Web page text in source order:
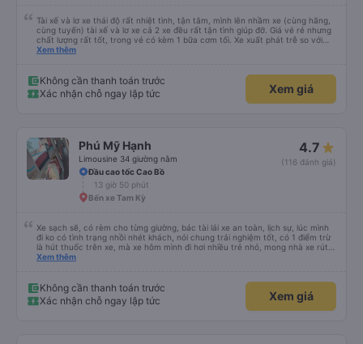
Tài xế và lơ xe thái độ rất nhiệt tình, tận tâm, mình lên nhầm xe (cùng hãng,
cùng tuyến) tài xế và lơ xe cả 2 xe đều rất tận tình giúp đỡ. Giá vé rẻ nhưng
chất lượng rất tốt, trong vé có kèm 1 bữa cơm tối. Xe xuất phát trễ so với
trên app 45p, nhưng do bão nên trời mưa rất to, có thể thông cảm được.
Xem thêm
Không cần thanh toán trước
Xác nhận chỗ ngay lập tức
Xem giá
Phú Mỹ Hạnh
Limousine 34 giường nằm
4.7
(116 đánh giá)
Đầu cao tốc Cao Bồ
13 giờ 50 phút
Bến xe Tam Kỳ
Xe sạch sẽ, có rèm cho từng giường, bác tài lái xe an toàn, lịch sự, lúc mình
đi ko có tình trạng nhồi nhét khách, nói chung trải nghiệm tốt, có 1 điểm trừ
là hút thuốc trên xe, mà xe hôm mình đi hơi nhiều trẻ nhỏ, mong nhà xe rút
kinh nghiệm khi đọc đc bình luận này
Xem thêm
Không cần thanh toán trước
Xác nhận chỗ ngay lập tức
Xem giá